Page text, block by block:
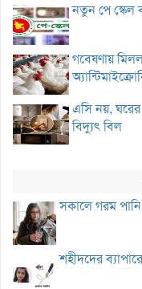
নতুন পে স্কেল
গবেষণায়
এসি নয়, ঘরের
বিদ্যুৎ বিল
সকালে গরম
শহীদদের